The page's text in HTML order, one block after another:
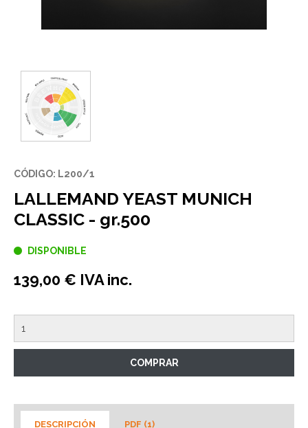
CÓDIGO: L200/1
LALLEMAND YEAST MUNICH
CLASSIC - gr.500
DISPONIBLE
139,00 € IVA inc.
DESCRIPCIÓN PDF (1)